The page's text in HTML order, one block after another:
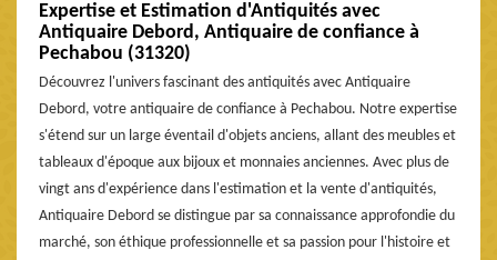
Expertise et Estimation d'Antiquités avec
Antiquaire Debord, Antiquaire de confiance à
Pechabou (31320)
Découvrez l'univers fascinant des antiquités avec Antiquaire
Debord, votre antiquaire de confiance à Pechabou. Notre expertise
s'étend sur un large éventail d'objets anciens, allant des meubles et
tableaux d'époque aux bijoux et monnaies anciennes. Avec plus de
vingt ans d'expérience dans l'estimation et la vente d'antiquités,
Antiquaire Debord se distingue par sa connaissance approfondie du
marché, son éthique professionnelle et sa passion pour l'histoire et